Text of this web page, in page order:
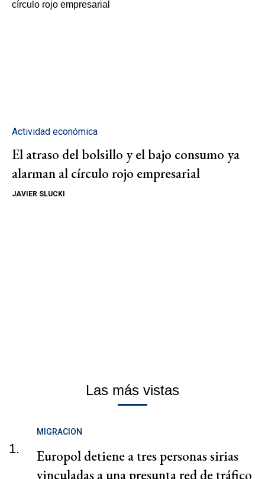
Actividad económica
El atraso del bolsillo y el bajo consumo ya
alarman al círculo rojo empresarial
JAVIER SLUCKI
Las más vistas
1.
MIGRACION
Europol detiene a tres personas sirias
vinculadas a una presunta red de tráfico